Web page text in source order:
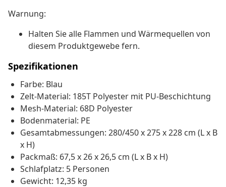
Warnung:
Halten Sie alle Flammen und Wärmequellen von
diesem Produktgewebe fern.
Spezifikationen
Farbe: Blau
Zelt-Material: 185T Polyester mit PU-Beschichtung
Mesh-Material: 68D Polyester
Bodenmaterial: PE
Gesamtabmessungen: 280/450 x 275 x 228 cm (L x B
x H)
Packmaß: 67,5 x 26 x 26,5 cm (L x B x H)
Schlafplatz: 5 Personen
Gewicht: 12,35 kg